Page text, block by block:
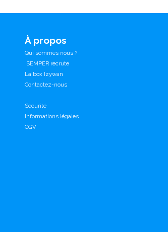
À propos
Qui sommes nous ?
SEMPER recrute
La box Izywan
Contactez-nous
Sécurité
Informations légales
CGV